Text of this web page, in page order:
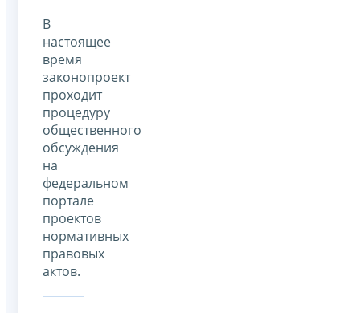
В
настоящее
время
законопроект
проходит
процедуру
общественного
обсуждения
на
федеральном
портале
проектов
нормативных
правовых
актов.